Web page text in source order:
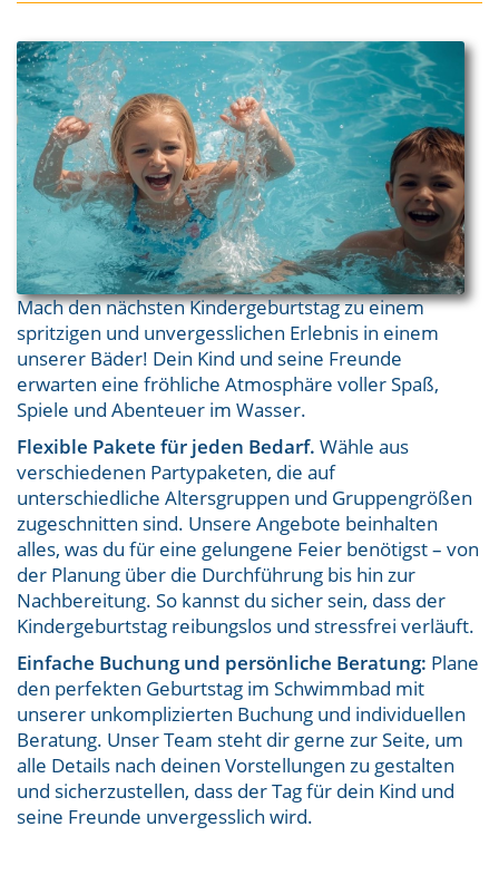
Mach den nächsten Kindergeburtstag zu einem
spritzigen und unvergesslichen Erlebnis in einem
unserer Bäder! Dein Kind und seine Freunde
erwarten eine fröhliche Atmosphäre voller Spaß,
Spiele und Abenteuer im Wasser.
Flexible Pakete für jeden Bedarf. Wähle aus
verschiedenen Partypaketen, die auf
unterschiedliche Altersgruppen und Gruppengrößen
zugeschnitten sind. Unsere Angebote beinhalten
alles, was du für eine gelungene Feier benötigst – von
der Planung über die Durchführung bis hin zur
Nachbereitung. So kannst du sicher sein, dass der
Kindergeburtstag reibungslos und stressfrei verläuft.
Einfache Buchung und persönliche Beratung: Plane
den perfekten Geburtstag im Schwimmbad mit
unserer unkomplizierten Buchung und individuellen
Beratung. Unser Team steht dir gerne zur Seite, um
alle Details nach deinen Vorstellungen zu gestalten
und sicherzustellen, dass der Tag für dein Kind und
seine Freunde unvergesslich wird.